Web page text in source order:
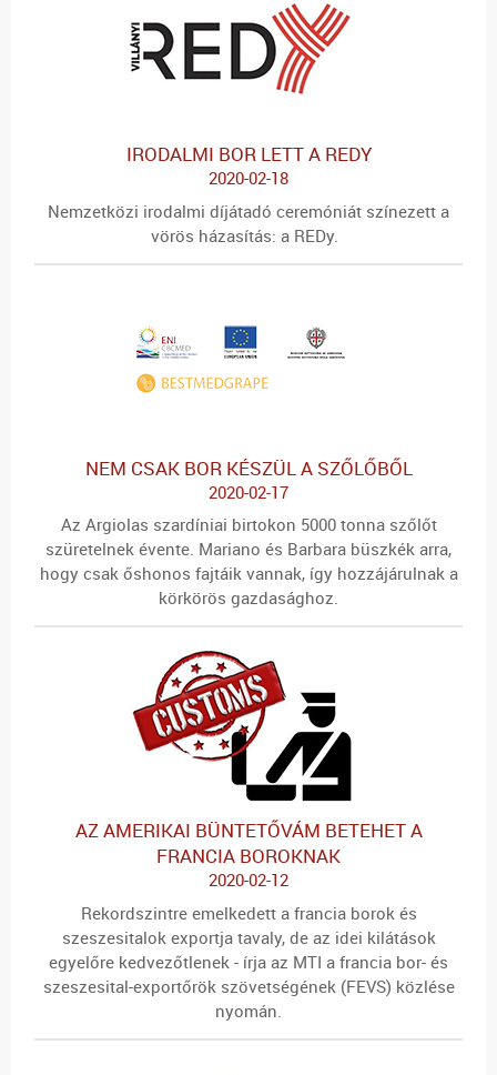
IRODALMI BOR LETT A REDY
2020-02-18
Nemzetközi irodalmi díjátadó ceremóniát színezett a
vörös házasítás: a REDy.
NEM CSAK BOR KÉSZÜL A SZŐLŐBŐL
2020-02-17
Az Argiolas szardíniai birtokon 5000 tonna szőlőt
szüretelnek évente. Mariano és Barbara büszkék arra,
hogy csak őshonos fajtáik vannak, így hozzájárulnak a
körkörös gazdasághoz.
AZ AMERIKAI BÜNTETŐVÁM BETEHET A
FRANCIA BOROKNAK
2020-02-12
Rekordszintre emelkedett a francia borok és
szeszesitalok exportja tavaly, de az idei kilátások
egyelőre kedvezőtlenek - írja az MTI a francia bor- és
szeszesital-exportőrök szövetségének (FEVS) közlése
nyomán.